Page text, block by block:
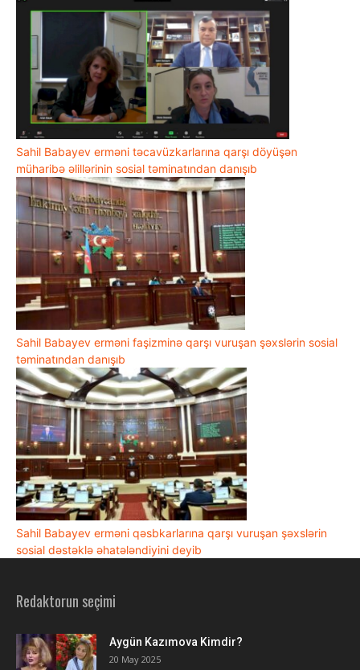
Sahil Babayev erməni təcavüzkarlarına qarşı döyüşən
müharibə əlillərinin sosial təminatından danışıb
Sahil Babayev erməni faşizminə qarşı vuruşan şəxslərin sosial
təminatından danışıb
Sahil Babayev erməni qəsbkarlarına qarşı vuruşan şəxslərin
sosial dəstəklə əhatələndiyini deyib
Redaktorun seçimi
Aygün Kazımova Kimdir?
20 May 2025